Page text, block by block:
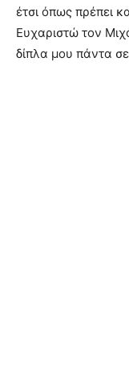
έτσι όπως πρέπει
Ευχαριστώ τον
δίπλα μου πάντα